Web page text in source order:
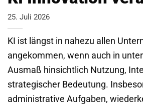
25. Juli 2026
KI ist längst in nahezu allen
angekommen, wenn auch in
Ausmaß hinsichtlich Nutzung,
strategischer Bedeutung.
administrative Aufgaben,